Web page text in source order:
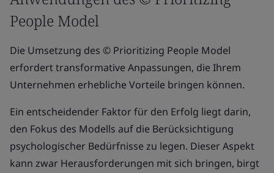
People Model
Die Umsetzung des © Prioritizing People Model
erfordert transformative Anpassungen, die Ihrem
Unternehmen erhebliche Vorteile bringen können.
Ein entscheidender Faktor für den Erfolg liegt darin,
den Fokus des Modells auf die Berücksichtigung
psychologischer Bedürfnisse zu legen. Dieser Aspekt
kann zwar Herausforderungen mit sich bringen, birgt